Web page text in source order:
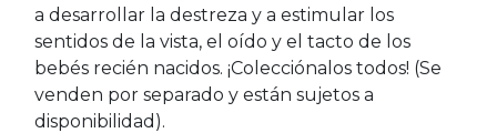
a desarrollar la destreza y a estimular los
sentidos de la vista, el oído y el tacto de los
bebés recién nacidos. ¡Colecciónalos todos! (Se
venden por separado y están sujetos a
disponibilidad).